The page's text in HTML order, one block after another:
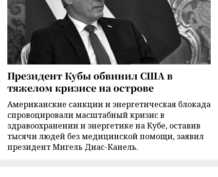
Президент Кубы обвинил США в
тяжелом кризисе на острове
Американские санкции и энергетическая блокада
спровоцировали масштабный кризис в
здравоохранении и энергетике на Кубе, оставив
тысячи людей без медицинской помощи, заявил
президент Мигель Диас-Канель.